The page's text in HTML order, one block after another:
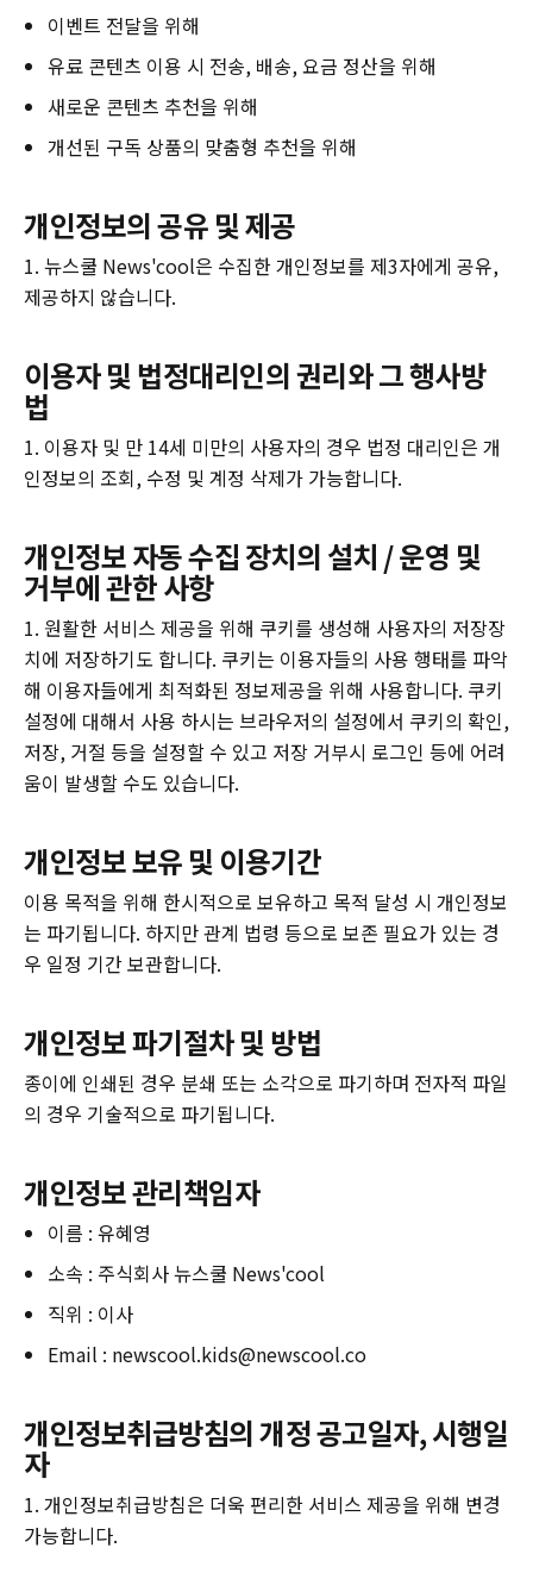
이벤트 전달을 위해
유료 콘텐츠 이용 시 전송, 배송, 요금 정산을 위해
새로운 콘텐츠 추천을 위해
개선된 구독 상품의 맞춤형 추천을 위해
개인정보의 공유 및 제공
1. 뉴스쿨 News'cool은 수집한 개인정보를 제3자에게 공유,
제공하지 않습니다.
이용자 및 법정대리인의 권리와 그 행사방
법
1. 이용자 및 만 14세 미만의 사용자의 경우 법정 대리인은 개
인정보의 조회, 수정 및 계정 삭제가 가능합니다.
개인정보 자동 수집 장치의 설치 / 운영 및
거부에 관한 사항
1. 원활한 서비스 제공을 위해 쿠키를 생성해 사용자의 저장장
치에 저장하기도 합니다. 쿠키는 이용자들의 사용 행태를 파악
해 이용자들에게 최적화된 정보제공을 위해 사용합니다. 쿠키
설정에 대해서 사용 하시는 브라우저의 설정에서 쿠키의 확인,
저장, 거절 등을 설정할 수 있고 저장 거부시 로그인 등에 어려
움이 발생할 수도 있습니다.
개인정보 보유 및 이용기간
이용 목적을 위해 한시적으로 보유하고 목적 달성 시 개인정보
는 파기됩니다. 하지만 관계 법령 등으로 보존 필요가 있는 경
우 일정 기간 보관합니다.
개인정보 파기절차 및 방법
종이에 인쇄된 경우 분쇄 또는 소각으로 파기하며 전자적 파일
의 경우 기술적으로 파기됩니다.
개인정보 관리책임자
이름 : 유혜영
소속 : 주식회사 뉴스쿨 News'cool
직위 : 이사
Email : newscool.kids@newscool.co
개인정보취급방침의 개정 공고일자, 시행일
자
1. 개인정보취급방침은 더욱 편리한 서비스 제공을 위해 변경
가능합니다.